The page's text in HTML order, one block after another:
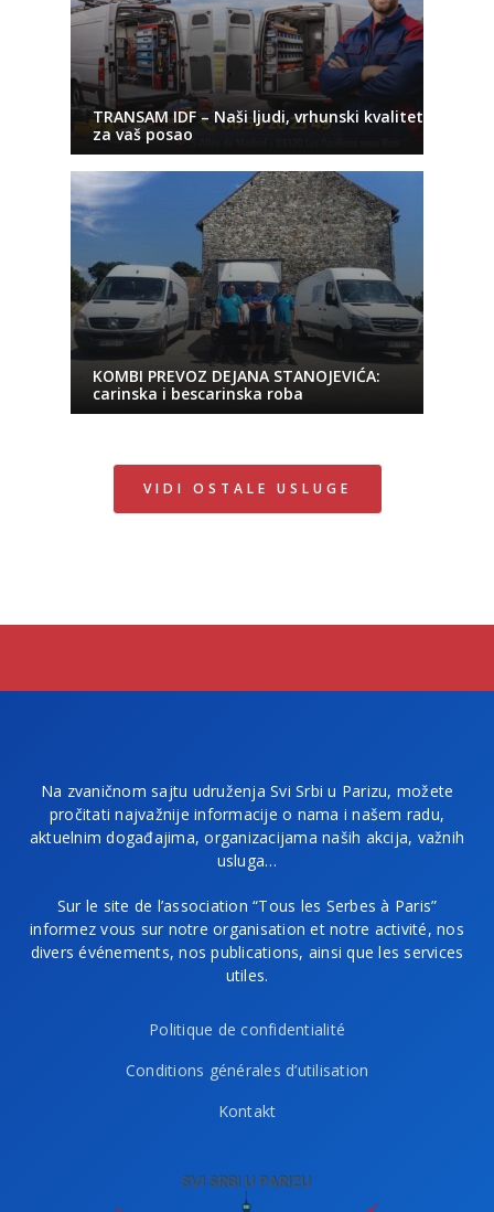
TRANSAM IDF – Naši ljudi, vrhunski kvalitet
za vaš posao
KOMBI PREVOZ DEJANA STANOJEVIĆA:
carinska i bescarinska roba
VIDI OSTALE USLUGE
Na zvaničnom sajtu udruženja Svi Srbi u Parizu, možete
pročitati najvažnije informacije o nama i našem radu,
aktuelnim događajima, organizacijama naših akcija, važnih
usluga…
Sur le site de l’association “Tous les Serbes à Paris”
informez vous sur notre organisation et notre activité, nos
divers événements, nos publications, ainsi que les services
utiles.
Politique de confidentialité
Conditions générales d’utilisation
Kontakt